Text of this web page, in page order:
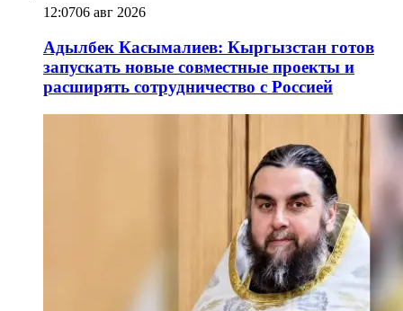
12:0706 авг 2026
Адылбек Касымалиев: Кыргызстан готов
запускать новые совместные проекты и
расширять сотрудничество с Россией